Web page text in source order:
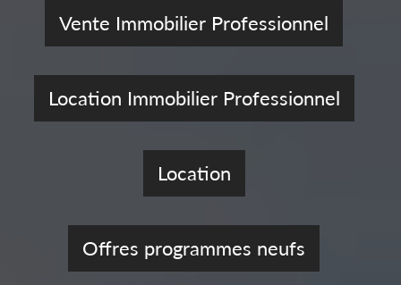
Vente Immobilier Professionnel
Location Immobilier Professionnel
Location
Offres programmes neufs